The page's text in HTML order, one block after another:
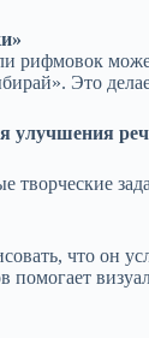
рифмовок
Это
улучшения
творческие
что он
помогает